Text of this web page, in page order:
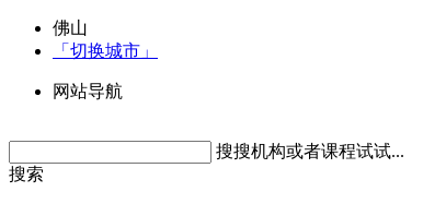
佛山
「切换城市」
网站导航
搜搜机构或者课程试试...
搜索